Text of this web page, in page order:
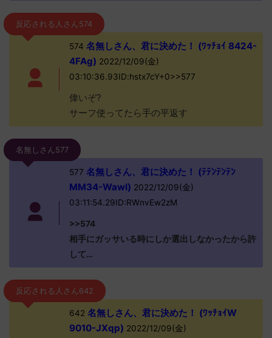
反応される人さん574
574 名無しさん、君に決めた！ (ﾜｯﾁｮｲ 8424-
4FAg) 2022/12/09(金)
03:10:36.93ID:hstx7cY+0>>577
偉いぞ?
サーフ使ってたら手の平返す
名無しさん577
577 名無しさん、君に決めた！ (ﾃﾃﾝﾃﾝﾃﾝ
MM34-WawI) 2022/12/09(金)
03:11:54.29ID:RWnvEw2zM
>>574
相手にガッサいる時にしか選出しなかったから許
して…
反応される人さん642
642 名無しさん、君に決めた！ (ﾜｯﾁｮｲW
9010-JXqp) 2022/12/09(金)